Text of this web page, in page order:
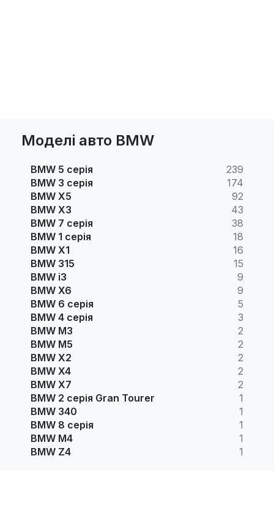
Моделі авто BMW
BMW 5 серія
239
BMW 3 серія
174
BMW X5
92
BMW X3
43
BMW 7 серія
38
BMW 1 серія
18
BMW X1
16
BMW 315
15
BMW i3
9
BMW X6
9
BMW 6 серія
5
BMW 4 серія
3
BMW M3
2
BMW M5
2
BMW X2
2
BMW X4
2
BMW X7
2
BMW 2 серія Gran Tourer
1
BMW 340
1
BMW 8 серія
1
BMW M4
1
BMW Z4
1